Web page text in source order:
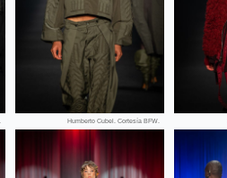
Humberto Cubel. Cortesía BFW.